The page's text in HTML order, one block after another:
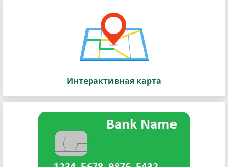
Интерактивная карта